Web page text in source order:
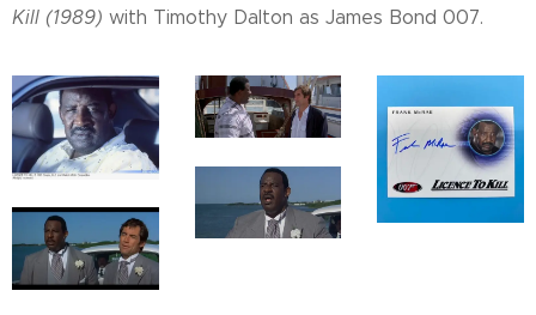
Kill (1989) with Timothy Dalton as James Bond 007.